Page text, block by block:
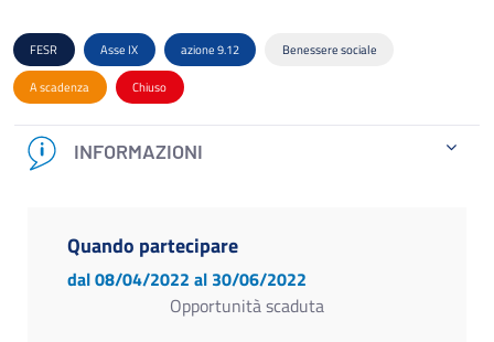
FESR Asse IX azione 9.12 Benessere sociale
A scadenza Chiuso
INFORMAZIONI
Quando partecipare
dal 08/04/2022 al 30/06/2022
Opportunità scaduta